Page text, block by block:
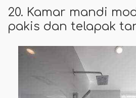
20. Kamar mandi
pakis dan telapak